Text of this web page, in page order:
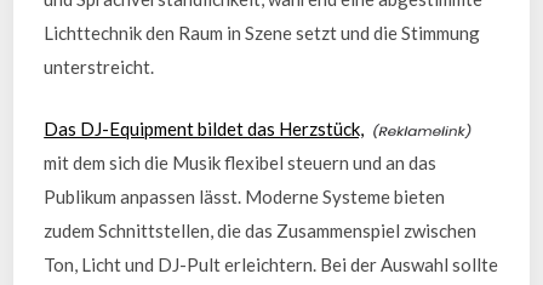
Lichttechnik den Raum in Szene setzt und die Stimmung
unterstreicht.
Das DJ-Equipment bildet das Herzstück,
mit dem sich die Musik flexibel steuern und an das
Publikum anpassen lässt. Moderne Systeme bieten
zudem Schnittstellen, die das Zusammenspiel zwischen
Ton, Licht und DJ-Pult erleichtern. Bei der Auswahl sollte